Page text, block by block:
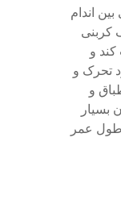
اندام
کربنی
و
تحرک و
و
بسیار
طول عمر